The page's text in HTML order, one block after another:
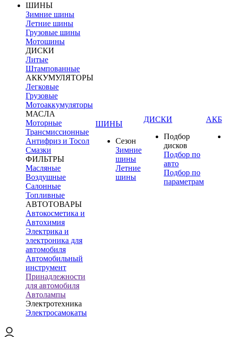
ШИНЫ
Зимние шины
Летние шины
Грузовые шины
Мотошины
ДИСКИ
Литые
Штампованные
АККУМУЛЯТОРЫ
Легковые
Грузовые
Мотоаккумуляторы
МАСЛА
Моторные
Трансмиссионные
Антифриз и Тосол
Смазки
ФИЛЬТРЫ
Масляные
Воздушные
Салонные
Топливные
АВТОТОВАРЫ
Автокосметика и
Автохимия
Электрика и
электроника для
автомобиля
Автомобильный
инструмент
Принадлежности
для автомобиля
Автолампы
Электротехника
Электросамокаты
ШИНЫ
Сезон
Зимние
шины
Летние
шины
ДИСКИ
Подбор
дисков
Подбор по
авто
Подбор по
параметрам
АКБ